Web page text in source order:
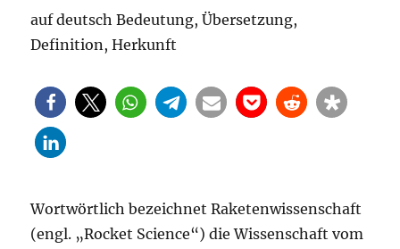
Wortwörtlich bezeichnet Raketenwissenschaft
(engl. „Rocket Science“) die Wissenschaft vom